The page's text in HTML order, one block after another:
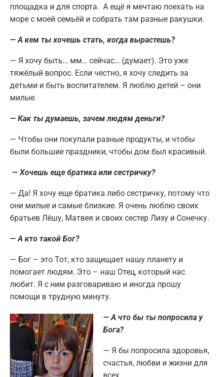
площадка и для спорта. А ещё я мечтаю поехать на
море с моей семьёй и собрать там разные ракушки.
— А кем ты хочешь стать, когда вырастешь?
— Я хочу быть… мм… сейчас… (думает). Это уже
тяжёлый вопрос. Если честно, я хочу следить за
детьми и быть воспитателем. Я люблю детей – они
милые.
— Как ты думаешь, зачем людям деньги?
— Чтобы они покупали разные продукты, и чтобы
были большие праздники, чтобы дом был красивый.
— Хочешь еще братика или сестричку?
— Да! Я хочу еще братика либо сестричку, потому что
они милые и самые близкие. Я очень люблю своих
братьев Лёшу, Матвея и своих сестер Лизу и Сонечку.
— А кто такой Бог?
— Бог – это Тот, кто защищает нашу планету и
помогает людям. Это – наш Отец, который нас
любит. Я с ним разговариваю и иногда прошу
помощи в трудную минуту.
— А что бы ты попросила у
Бога?
— Я бы попросила здоровья,
счастья, любви и жизни для